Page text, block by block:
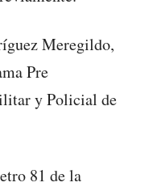
Meregildo,
Pre
y Policial de
81 de la